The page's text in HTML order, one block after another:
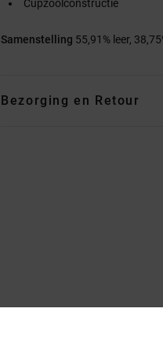
Cupzoolconstructie
Samenstelling 55,91% leer,
Bezorging en Retour